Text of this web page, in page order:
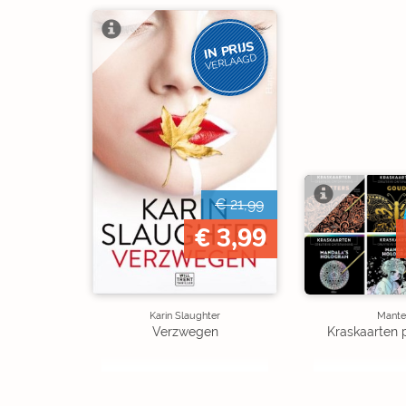
IN PRIJS
VERLAAGD
€ 21,99
€ 3,99
Karin Slaughter
Verzwegen Kraskaarten